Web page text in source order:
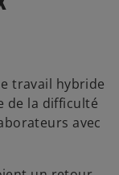
travail hybride
de la difficulté
avec